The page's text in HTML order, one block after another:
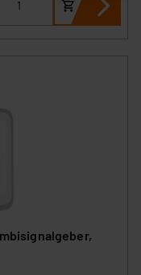
(Art. 6 Abs.1a DSG-
einzelnen
abrufbar. Sie
Cookies
oder widerrufen.
Abrufung und
Auswertung und
längerfristig
erneut